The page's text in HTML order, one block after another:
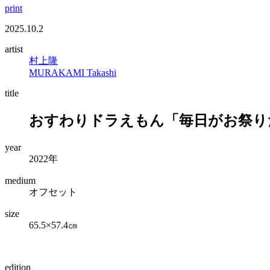
print
2025.10.2
artist
村上隆
MURAKAMI Takashi
title
おすわりドラえもん「毎日がお祭
year
2022年
medium
オフセット
size
65.5×57.4㎝
edition